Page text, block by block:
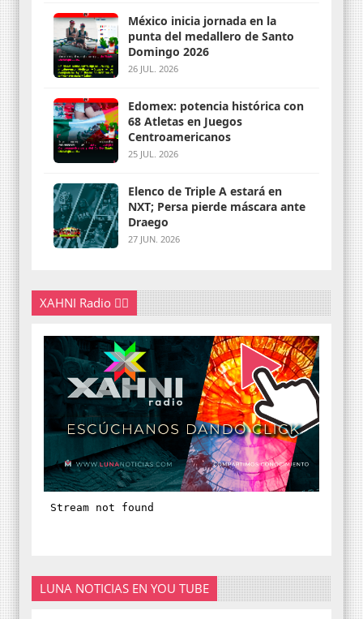
México inicia jornada en la
punta del medallero de Santo
Domingo 2026
26 JUL. 2026
Edomex: potencia histórica con
68 Atletas en Juegos
Centroamericanos
25 JUL. 2026
Elenco de Triple A estará en
NXT; Persa pierde máscara ante
Draego
27 JUN. 2026
XAHNI Radio 👇🏽
LUNA NOTICIAS EN YOU TUBE